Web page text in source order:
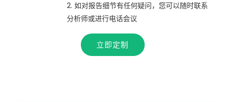
2. 如对报告细节有任何疑问，您可以随时联系
分析师或进行电话会议
立即定制